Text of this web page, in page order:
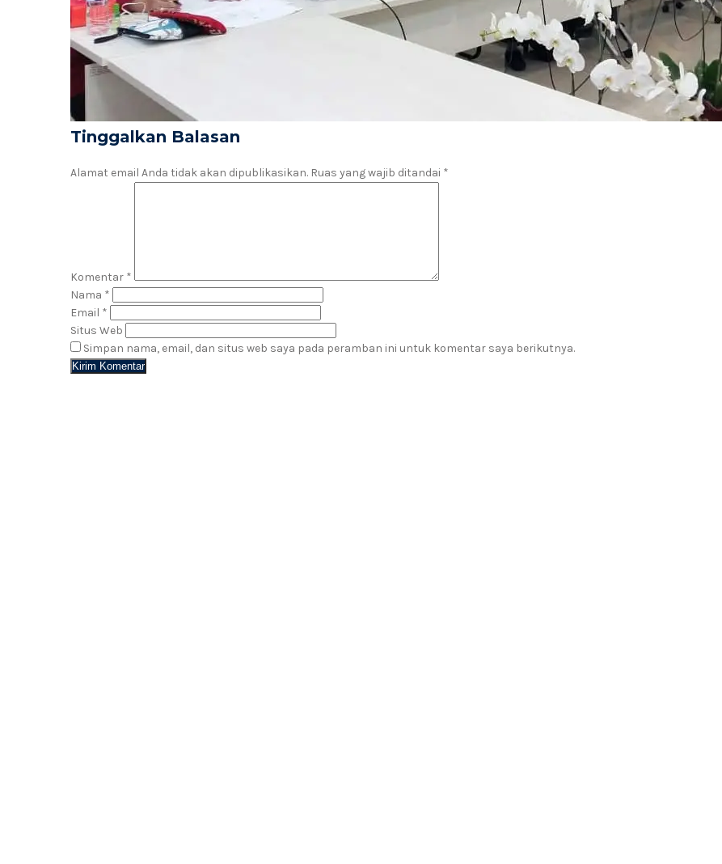
Tinggalkan Balasan
Alamat email Anda tidak akan dipublikasikan. Ruas yang wajib ditandai *
Komentar *
Nama *
Email *
Situs Web
Simpan nama, email, dan situs web saya pada peramban ini untuk komentar saya berikutnya.